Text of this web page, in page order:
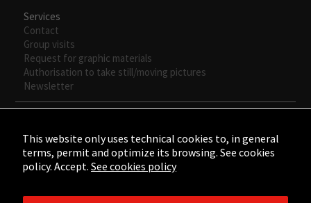
Services
Contact
Group visits
Request for graphic materials
Authorisation to take still/moving pictures
Newsletter
This website only uses technical cookies to, in general
terms, permit and optimize its browsing. See cookies
policy. Accept. See cookies policy